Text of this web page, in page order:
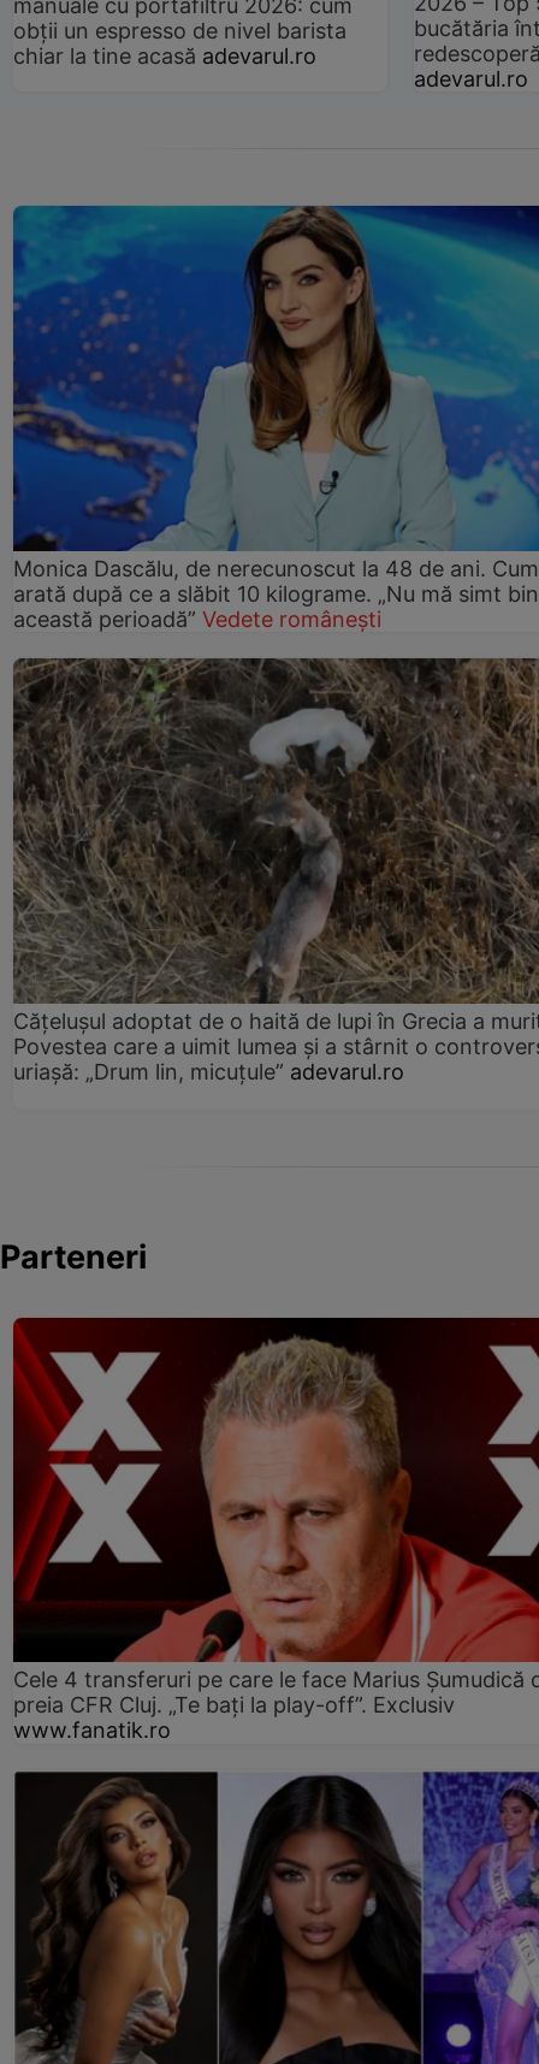
manuale cu portafiltru 2026: cum
obții un espresso de nivel barista
chiar la tine acasă adevarul.ro
bucătăria
adevarul.ro
Monica Dascălu, de nerecunoscut la 48 de ani. Cum
arată după ce a slăbit 10 kilograme. „Nu mă simt
această perioadă” Vedete românești
Cățelușul adoptat de o haită de lupi în Grecia a
Povestea care a uimit lumea și a stârnit o
uriașă: „Drum lin, micuțule” adevarul.ro
Parteneri
Cele 4 transferuri pe care le face Marius Șumudică
preia CFR Cluj. „Te bați la play-off”. Exclusiv
www.fanatik.ro